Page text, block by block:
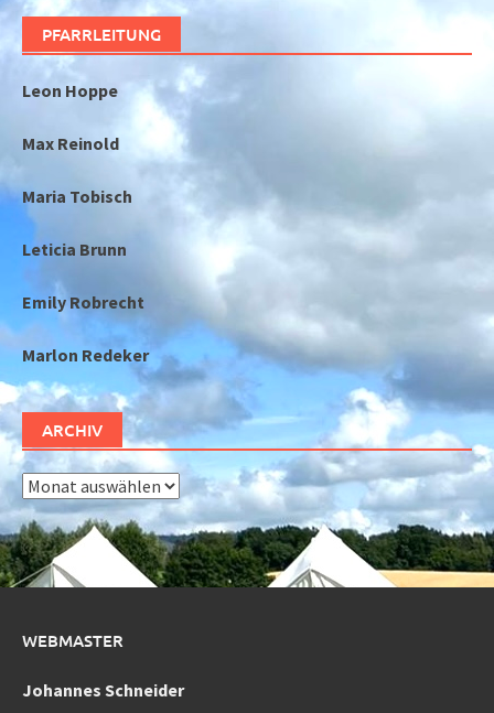
PFARRLEITUNG
Leon Hoppe
Max Reinold
Maria Tobisch
Leticia Brunn
Emily Robrecht
Marlon Redeker
ARCHIV
Archiv
WEBMASTER
Johannes Schneider